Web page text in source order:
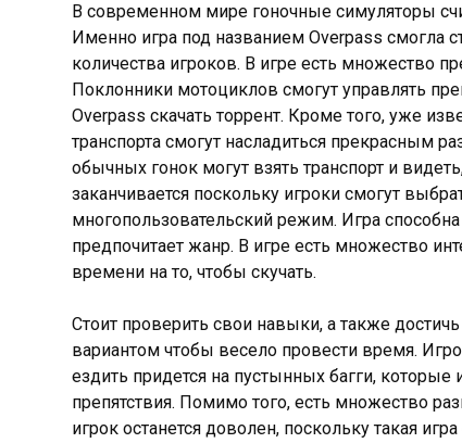
В современном мире гоночные симуляторы
Именно игра под названием Overpass смогла
количества игроков. В игре есть множество
Поклонники мотоциклов смогут управлять
Overpass скачать торрент. Кроме того, уже
транспорта смогут насладиться прекрасным
обычных гонок могут взять транспорт и
заканчивается поскольку игроки смогут
многопользовательский режим. Игра
предпочитает жанр. В игре есть множество
времени на то, чтобы скучать.
Стоит проверить свои навыки, а также
вариантом чтобы весело провести время.
ездить придется на пустынных багги,
препятствия. Помимо того, есть множество
игрок останется доволен, поскольку такая